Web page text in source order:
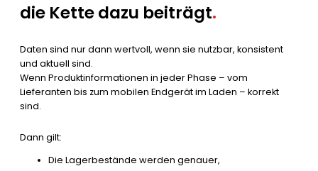
die Kette dazu beiträgt.
Daten sind nur dann wertvoll, wenn sie nutzbar, konsistent
und aktuell sind.
Wenn Produktinformationen in jeder Phase – vom
Lieferanten bis zum mobilen Endgerät im Laden – korrekt
sind.
Dann gilt:
Die Lagerbestände werden genauer,